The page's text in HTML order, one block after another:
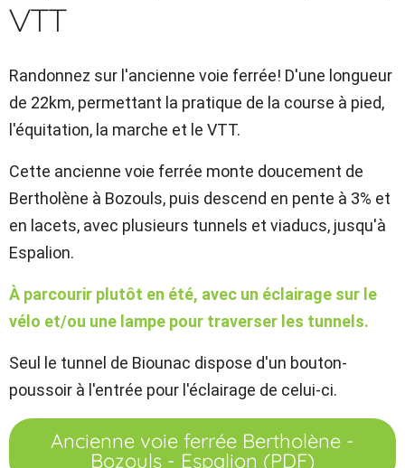
VTT
Randonnez sur l'ancienne voie ferrée! D'une longueur
de 22km, permettant la pratique de la course à pied,
l'équitation, la marche et le VTT.
Cette ancienne voie ferrée monte doucement de
Bertholène à Bozouls, puis descend en pente à 3% et
en lacets, avec plusieurs tunnels et viaducs, jusqu'à
Espalion.
À parcourir plutôt en été, avec un éclairage sur le
vélo et/ou une lampe pour traverser les tunnels.
Seul le tunnel de Biounac dispose d'un bouton-
poussoir à l'entrée pour l'éclairage de celui-ci.
Ancienne voie ferrée Bertholène -
Bozouls - Espalion (PDF)